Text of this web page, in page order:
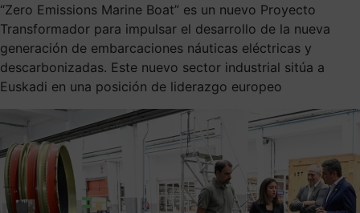
“Zero Emissions Marine Boat” es un nuevo Proyecto
Transformador para impulsar el desarrollo de la nueva
generación de embarcaciones náuticas eléctricas y
descarbonizadas. Este nuevo sector industrial sitúa a
Euskadi en una posición de liderazgo europeo